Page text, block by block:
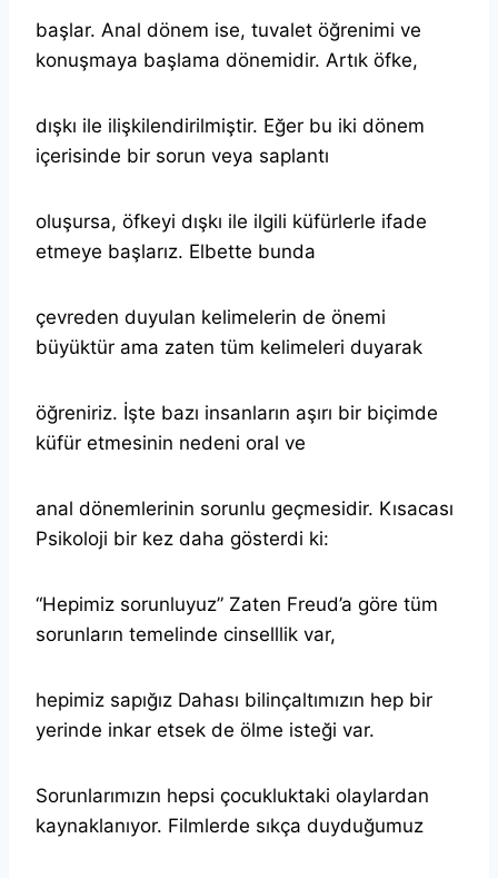
başlar. Anal dönem ise, tuvalet öğrenimi ve
konuşmaya başlama dönemidir. Artık öfke,
dışkı ile ilişkilendirilmiştir. Eğer bu iki dönem
içerisinde bir sorun veya saplantı
oluşursa, öfkeyi dışkı ile ilgili küfürlerle ifade
etmeye başlarız. Elbette bunda
çevreden duyulan kelimelerin de önemi
büyüktür ama zaten tüm kelimeleri duyarak
öğreniriz. İşte bazı insanların aşırı bir biçimde
küfür etmesinin nedeni oral ve
anal dönemlerinin sorunlu geçmesidir. Kısacası
Psikoloji bir kez daha gösterdi ki:
“Hepimiz sorunluyuz” Zaten Freud’a göre tüm
sorunların temelinde cinselllik var,
hepimiz sapığız Dahası bilinçaltımızın hep bir
yerinde inkar etsek de ölme isteği var.
Sorunlarımızın hepsi çocukluktaki olaylardan
kaynaklanıyor. Filmlerde sıkça duyduğumuz